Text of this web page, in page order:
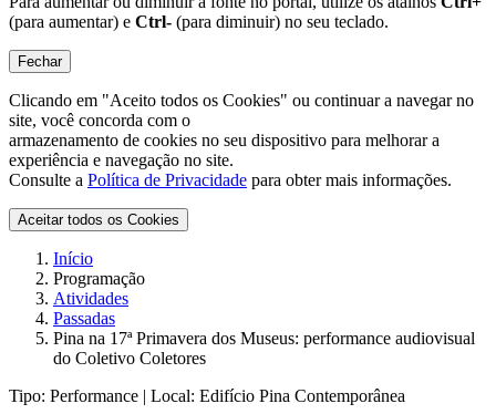
(para aumentar) e Ctrl- (para diminuir) no seu teclado.
Fechar
Clicando em "Aceito todos os Cookies" ou continuar a navegar no
site, você concorda com o
armazenamento de cookies no seu dispositivo para melhorar a
experiência e navegação no site.
Consulte a Política de Privacidade para obter mais informações.
Aceitar todos os Cookies
Início
Programação
Atividades
Passadas
Pina na 17ª Primavera dos Museus: performance audiovisual
do Coletivo Coletores
Tipo: Performance | Local: Edifício Pina Contemporânea